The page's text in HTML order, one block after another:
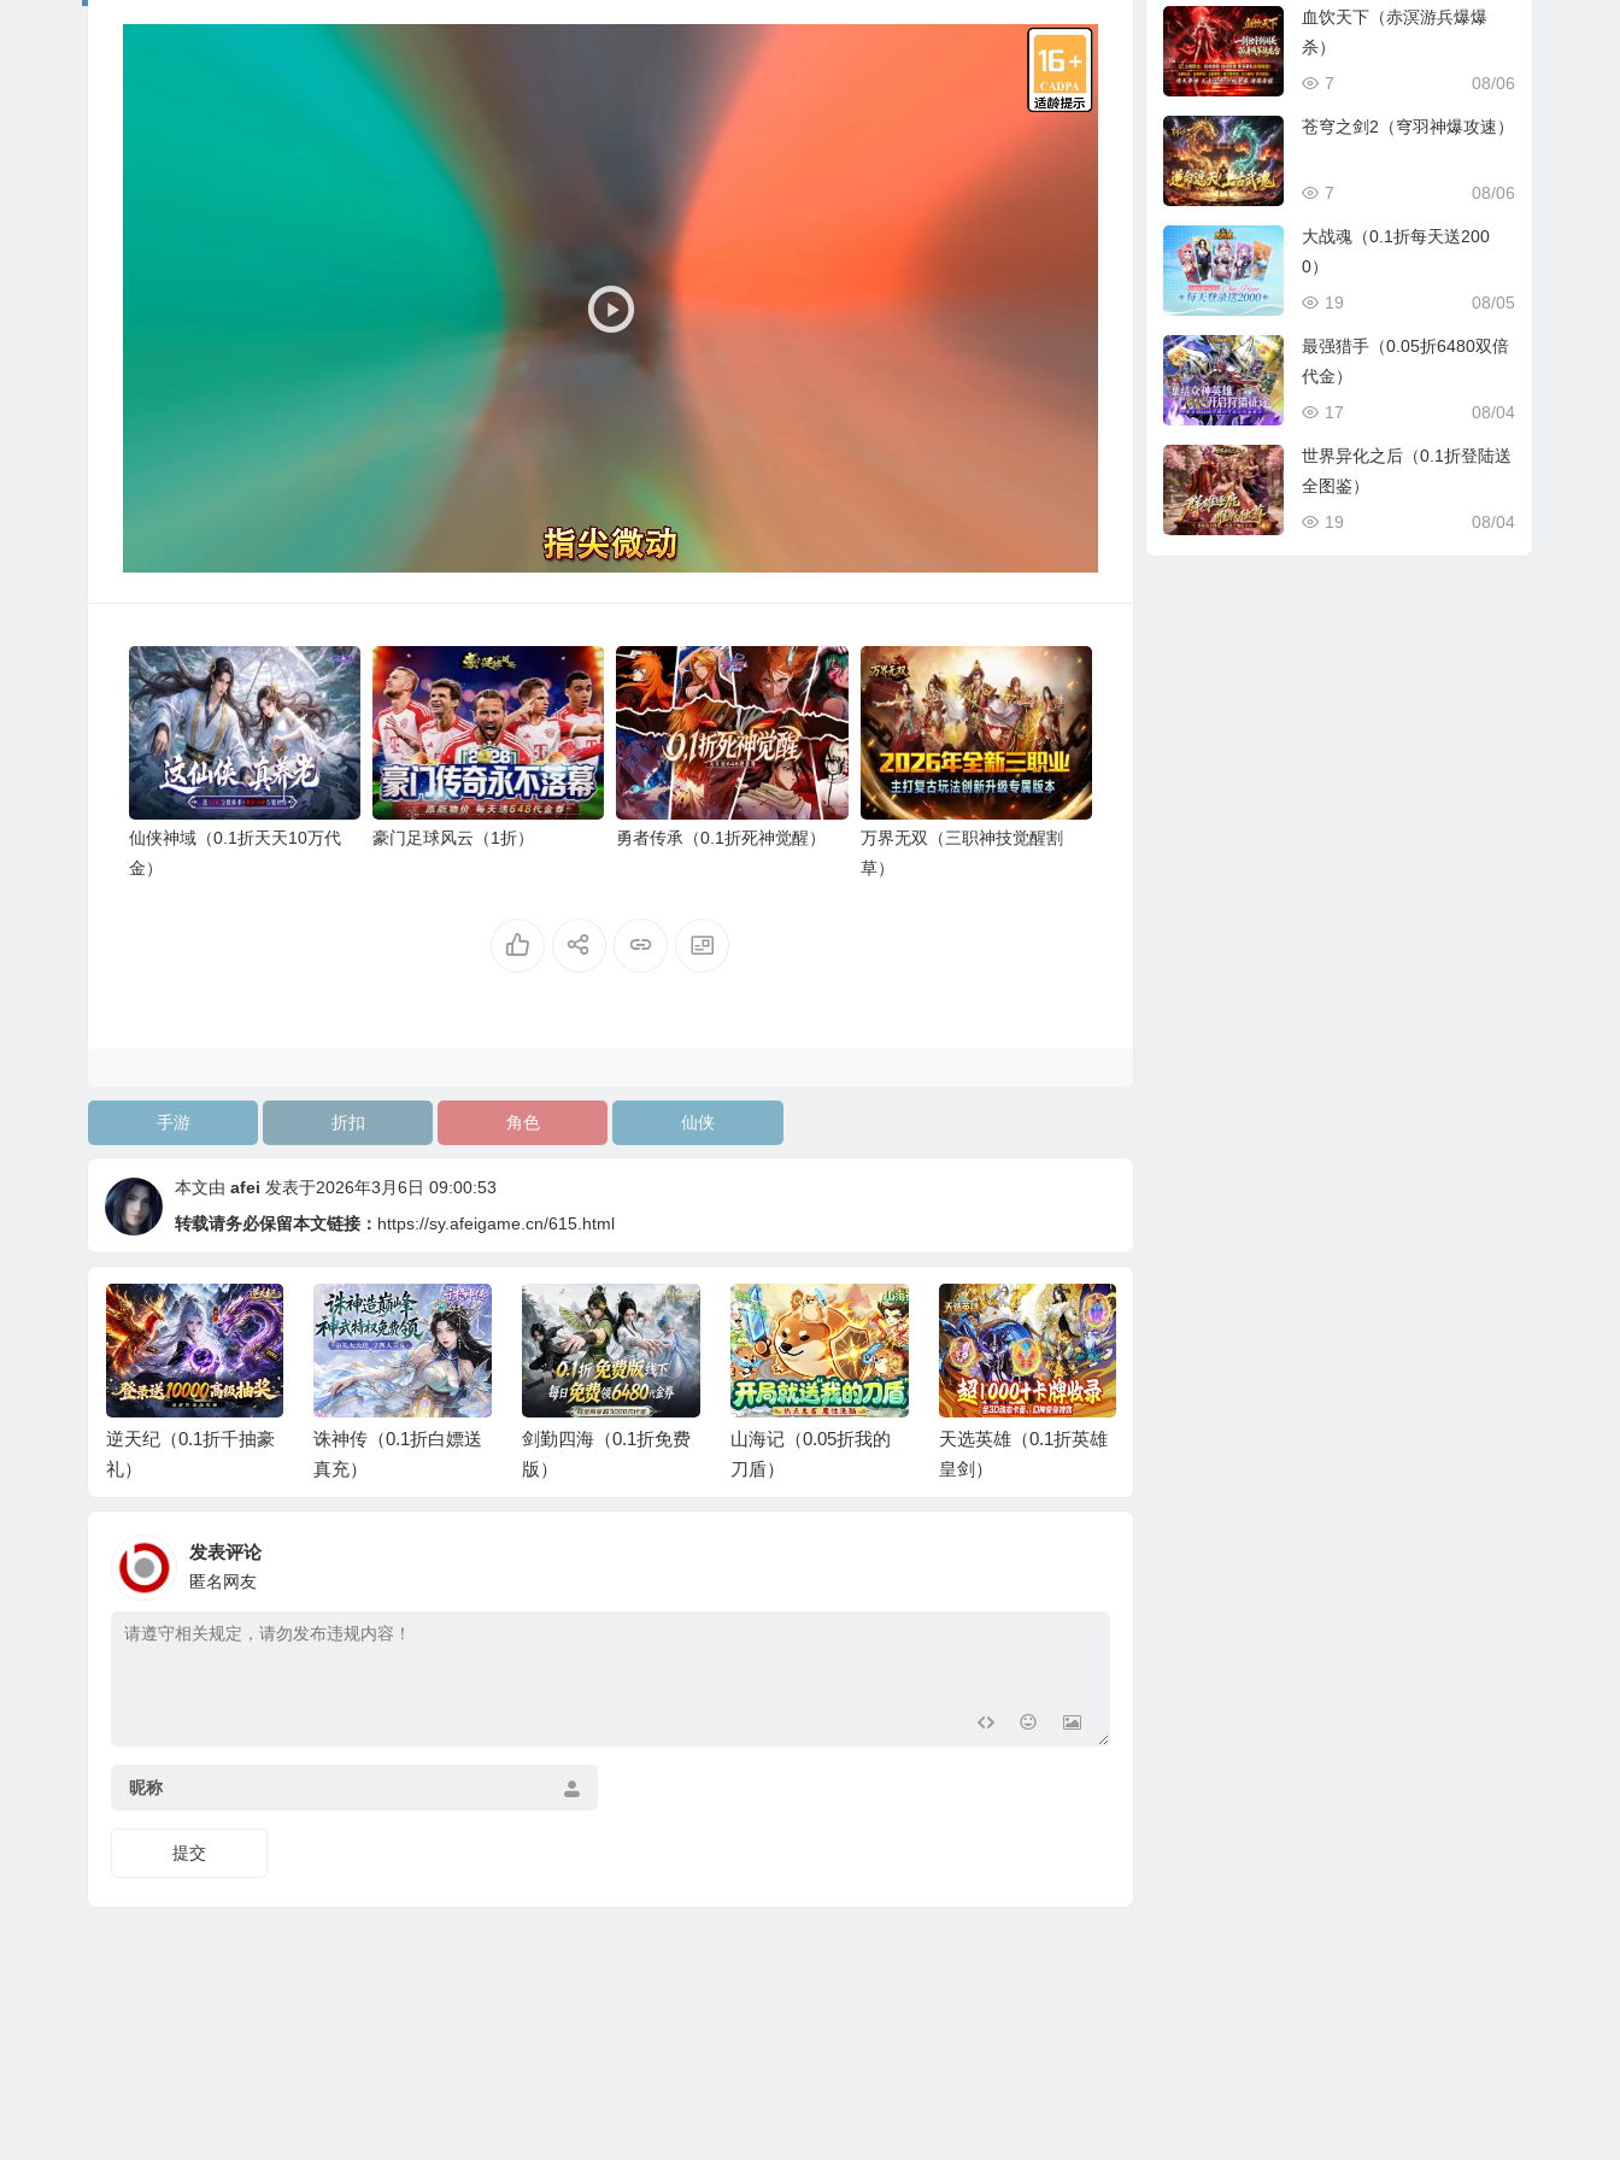
仙侠神域（0.1折天天10万代
金）
豪门足球风云（1折） 勇者传承（0.1折死神觉醒）
万界无双（三职神技觉醒割
草）
手游 折扣 角色 仙侠
本文由 afei 发表于2026年3月6日 09:00:53
转载请务必保留本文链接： https://sy.afeigame.cn/615.html
诛神传（0.1折白嫖送
真充）
剑勤四海（0.1折免费
版）
山海记（0.05折我的
刀盾）
天选英雄（0.1折英雄
皇剑）
圣光之战（0.05折买
断免费版）
发表评论
匿名网友
昵称
提交
血饮天下（赤溟游兵爆爆
杀）
08/06
7
苍穹之剑2（穹羽神爆攻速）
08/06
7
大战魂（0.1折每天送200
0）
08/05
19
最强猎手（0.05折6480双倍
代金）
08/04
17
世界异化之后（0.1折登陆送
全图鉴）
08/04
19